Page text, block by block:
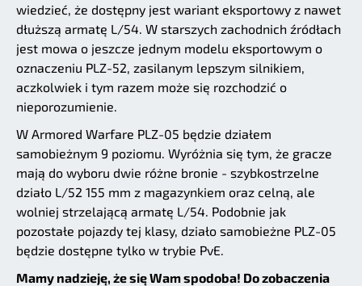
wiedzieć, że dostępny jest wariant eksportowy z nawet
dłuższą armatę L/54. W starszych zachodnich źródłach
jest mowa o jeszcze jednym modelu eksportowym o
oznaczeniu PLZ-52, zasilanym lepszym silnikiem,
aczkolwiek i tym razem może się rozchodzić o
nieporozumienie.
W Armored Warfare PLZ-05 będzie działem
samobieżnym 9 poziomu. Wyróżnia się tym, że gracze
mają do wyboru dwie różne bronie - szybkostrzelne
działo L/52 155 mm z magazynkiem oraz celną, ale
wolniej strzelającą armatę L/54. Podobnie jak
pozostałe pojazdy tej klasy, działo samobieżne PLZ-05
będzie dostępne tylko w trybie PvE.
Mamy nadzieję, że się Wam spodoba! Do zobaczenia